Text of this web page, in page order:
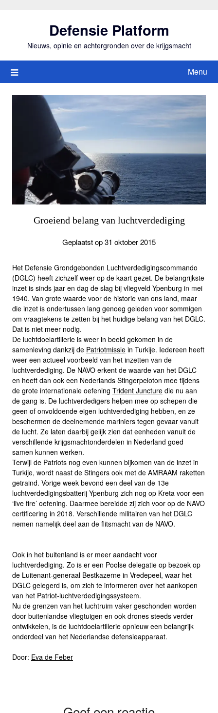
Defensie Platform
Nieuws, opinie en achtergronden over de krijgsmacht
Menu
Groeiend belang van luchtverdediging
Geplaatst op 31 oktober 2015
Het Defensie Grondgebonden Luchtverdedigingscommando
(DGLC) heeft zichzelf weer op de kaart gezet. De belangrijkste
inzet is sinds jaar en dag de slag bij vliegveld Ypenburg in mei
1940. Van grote waarde voor de historie van ons land, maar
die inzet is ondertussen lang genoeg geleden voor sommigen
om vraagtekens te zetten bij het huidige belang van het DGLC.
Dat is niet meer nodig.
De luchtdoelartillerie is weer in beeld gekomen in de
samenleving dankzij de Patriotmissie in Turkije. Iedereen heeft
weer een actueel voorbeeld van het inzetten van de
luchtverdediging. De NAVO erkent de waarde van het DGLC
en heeft dan ook een Nederlands Stingerpeloton mee tijdens
de grote internationale oefening Trident Juncture die nu aan
de gang is. De luchtverdedigers helpen mee op schepen die
geen of onvoldoende eigen luchtverdediging hebben, en ze
beschermen de deelnemende mariniers tegen gevaar vanuit
de lucht. Ze laten daarbij gelijk zien dat eenheden vanuit de
verschillende krijgsmachtonderdelen in Nederland goed
samen kunnen werken.
Terwijl de Patriots nog even kunnen bijkomen van de inzet in
Turkije, wordt naast de Stingers ook met de AMRAAM raketten
getraind. Vorige week bevond een deel van de 13e
luchtverdedigingsbatterij Ypenburg zich nog op Kreta voor een
‘live fire’ oefening. Daarmee bereidde zij zich voor op de NAVO
certificering in 2018. Verschillende militairen van het DGLC
nemen namelijk deel aan de flitsmacht van de NAVO.
Ook in het buitenland is er meer aandacht voor
luchtverdediging. Zo is er een Poolse delegatie op bezoek op
de Luitenant-generaal Bestkazerne in Vredepeel, waar het
DGLC gelegerd is, om zich te informeren over het aankopen
van het Patriot-luchtverdedigingssysteem.
Nu de grenzen van het luchtruim vaker geschonden worden
door buitenlandse vliegtuigen en ook drones steeds verder
ontwikkelen, is de luchtdoelartillerie opnieuw een belangrijk
onderdeel van het Nederlandse defensieapparaat.
Door: Eva de Feber